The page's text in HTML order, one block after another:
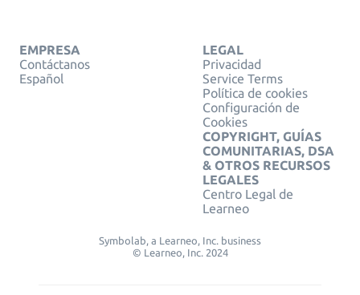
EMPRESA
Contáctanos
Español
LEGAL
Privacidad
Service Terms
Política de cookies
Configuración de
Cookies
COPYRIGHT, GUÍAS
COMUNITARIAS, DSA
& OTROS RECURSOS
LEGALES
Centro Legal de
Learneo
Symbolab, a Learneo, Inc. business
© Learneo, Inc. 2024